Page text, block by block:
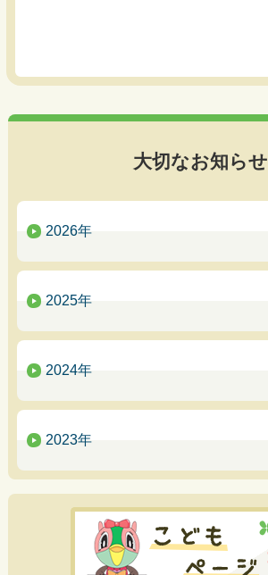
大切なお知らせ
2026年
2025年
2024年
2023年